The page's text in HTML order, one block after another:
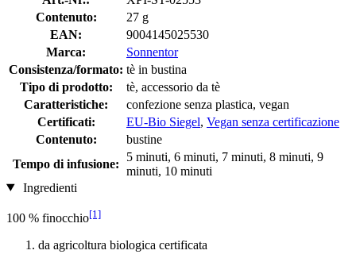
Contenuto:
27 g
EAN:
9004145025530
Marca:
Sonnentor
Consistenza/formato: tè in bustina
Tipo di prodotto:
tè, accessorio da tè
Caratteristiche:
confezione senza plastica, vegan
Certificati:
EU-Bio Siegel, Vegan senza certificazione
Contenuto:
bustine
Tempo di infusione:
5 minuti, 6 minuti, 7 minuti, 8 minuti, 9
minuti, 10 minuti
Ingredienti
100 % finocchio[1]
da agricoltura biologica certificata